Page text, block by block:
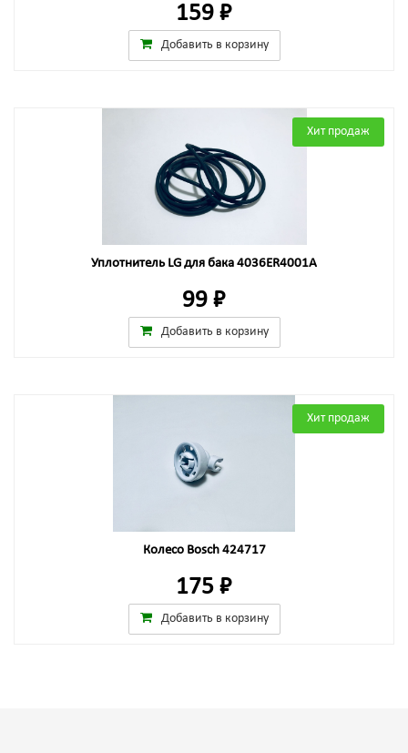
159 ₽
Добавить в корзину
Хит продаж
Уплотнитель LG для бака 4036ER4001A
99 ₽
Добавить в корзину
Хит продаж
Колесо Bosch 424717
175 ₽
Добавить в корзину